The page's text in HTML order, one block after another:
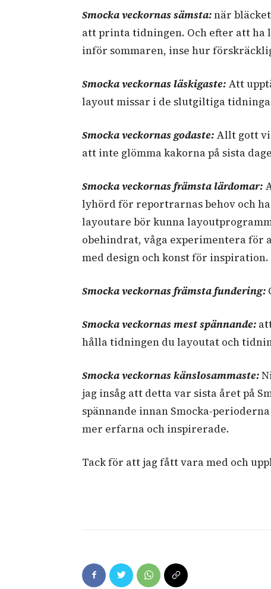
Smocka veckornas sämsta:när
att printa tidningen. Och efter att
inför sommaren, inse hur
Smocka veckornas läskigaste: Att
layout missar i de slutgiltiga
Smocka veckornas godaste: Allt gott vi
att inte glömma kakorna på sista
Smocka veckornas främsta lärdomar:
lyhörd för reportrarnas behov och
layoutare bör kunna
obehindrat, våga experimentera för
med design och konst för inspiration.
Smocka veckornas främsta fundering:
Smocka veckornas mest spännande:
hålla tidningen du layoutat och
Smocka veckornas känslosammaste:
jag insåg att detta var sista året på
spännande innan Smocka-
mer erfarna och inspirerade.
Tack för att jag fått vara med och